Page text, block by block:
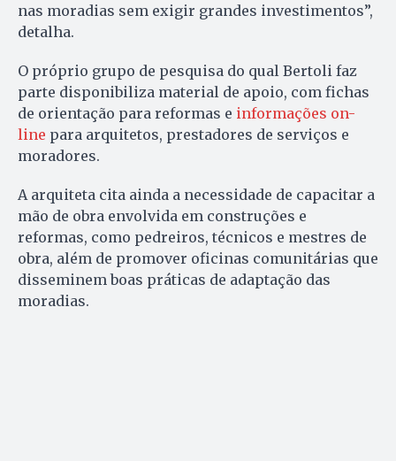
nas moradias sem exigir grandes investimentos”,
detalha.
O próprio grupo de pesquisa do qual Bertoli faz
parte disponibiliza material de apoio, com fichas
de orientação para reformas e informações on-
line para arquitetos, prestadores de serviços e
moradores.
A arquiteta cita ainda a necessidade de capacitar a
mão de obra envolvida em construções e
reformas, como pedreiros, técnicos e mestres de
obra, além de promover oficinas comunitárias que
disseminem boas práticas de adaptação das
moradias.